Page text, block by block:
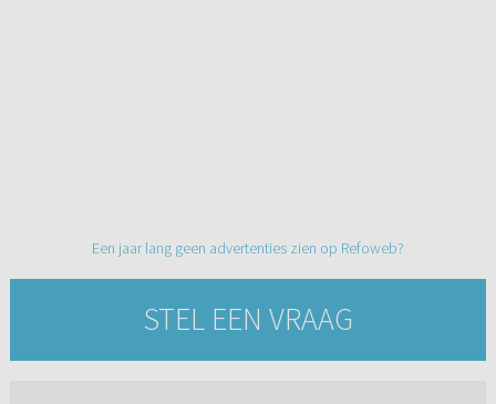
Een jaar lang geen advertenties zien op Refoweb?
STEL EEN VRAAG